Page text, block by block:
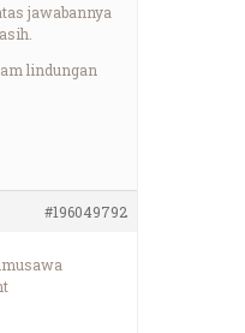
jawabannya
lindungan
#196049792